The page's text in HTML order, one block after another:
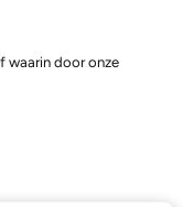
waarin door onze